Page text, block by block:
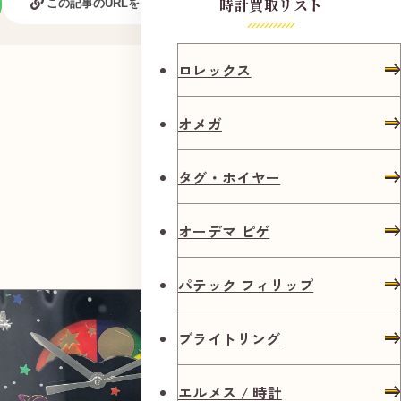
この記事のURLをコピーする 時計買取リスト
ロレックス
オメガ
タグ・ホイヤー
オーデマ ピゲ
パテック フィリップ
ブライトリング
エルメス / 時計